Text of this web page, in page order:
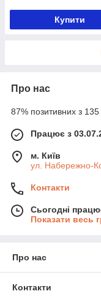
Купити
Про нас
87% позитивних з 135
Працює з
м. Київ
ул. Набережно-
Контакти
Сьогодні
Показати весь
Про нас
Контакти